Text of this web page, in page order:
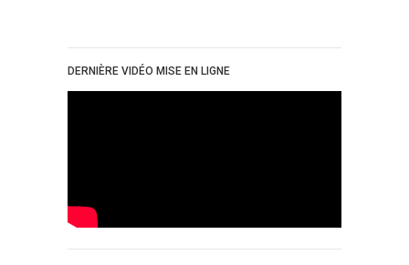
DERNIÈRE VIDÉO MISE EN LIGNE